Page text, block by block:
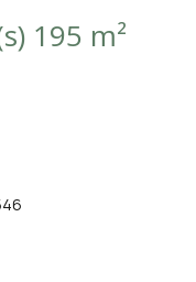
Propriete 4 pièce(s) 195 m²